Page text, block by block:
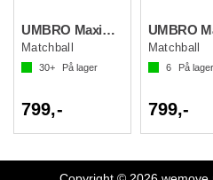
UMBRO Maximo Håndball
Matchball
30+ På lager
799,-
Matchball
6 På lager
799,-